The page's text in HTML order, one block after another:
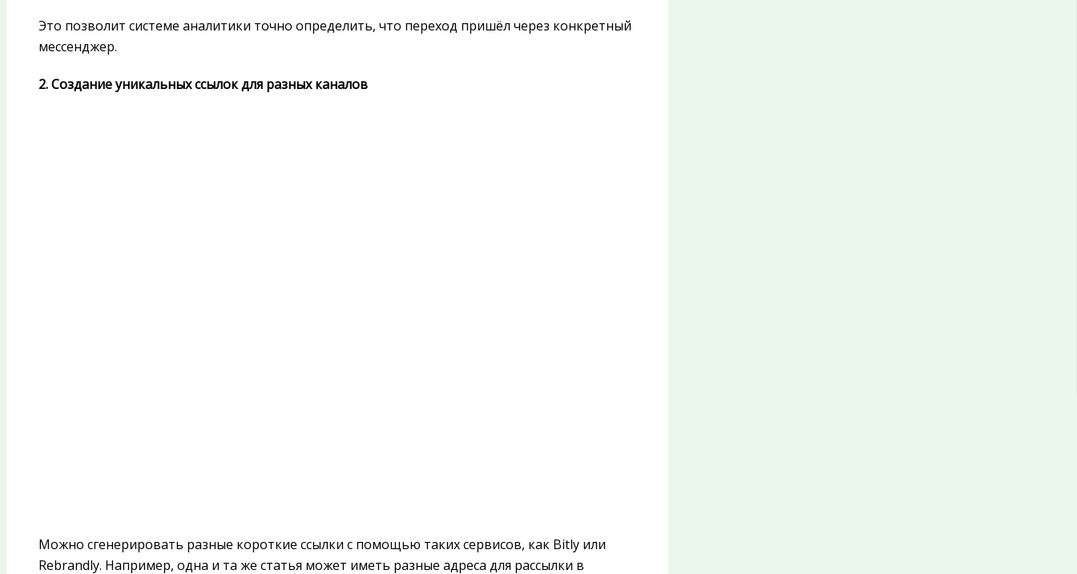
Это позволит системе аналитики точно определить, что переход пришёл через конкретный
мессенджер.
2. Создание уникальных ссылок для разных каналов
Можно сгенерировать разные короткие ссылки с помощью таких сервисов, как Bitly или
Rebrandly. Например, одна и та же статья может иметь разные адреса для рассылки в